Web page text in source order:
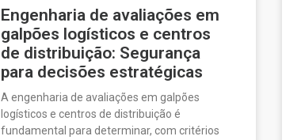
Engenharia de avaliações em
galpões logísticos e centros
de distribuição: Segurança
para decisões estratégicas
A engenharia de avaliações em galpões
logísticos e centros de distribuição é
fundamental para determinar, com critérios